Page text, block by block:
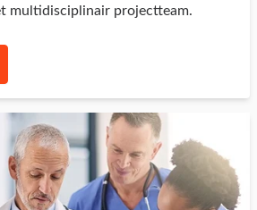
multidisciplinair projectteam.